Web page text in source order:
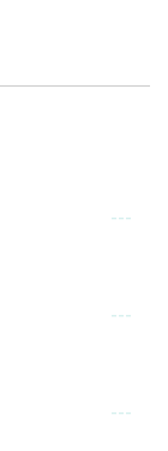
---
---
---